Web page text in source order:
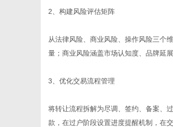
2、构建风险评估矩阵
从法律风险、商业风险、操作风险三个
量；商业风险涵盖市场认知度、品牌延
3、优化交易流程管理
将转让流程拆解为尽调、签约、备案、
款，在过户阶段设置进度提醒机制，在